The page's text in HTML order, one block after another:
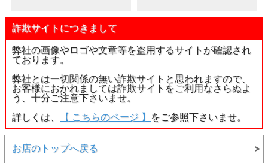
詐欺サイトにつきまして
弊社の画像やロゴや文章等を盗用するサイトが確認され
ております。
弊社とは一切関係の無い詐欺サイトと思われますので、
お客様におかれましては詐欺サイトをご利用なさらぬよ
う、十分ご注意下さいませ。
詳しくは、
【 こちらのページ 】 をご参照下さいませ。
お店のトップへ戻る